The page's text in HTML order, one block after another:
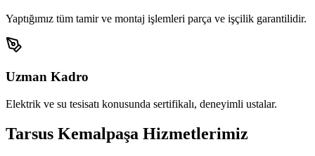
Yaptığımız tüm tamir ve montaj işlemleri parça ve işçilik garantilidir.
Uzman Kadro
Elektrik ve su tesisatı konusunda sertifikalı, deneyimli ustalar.
Tarsus Kemalpaşa Hizmetlerimiz